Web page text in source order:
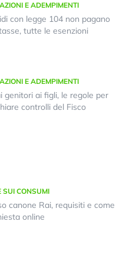
E ADEMPIMENTI
con legge 104 non pagano
tutte le esenzioni
E ADEMPIMENTI
genitori ai figli, le regole per
controlli del Fisco
SUI CONSUMI
canone Rai, requisiti e come
online